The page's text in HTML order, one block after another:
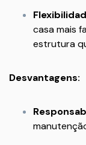
casa mais
estrutura
Desvantagens: